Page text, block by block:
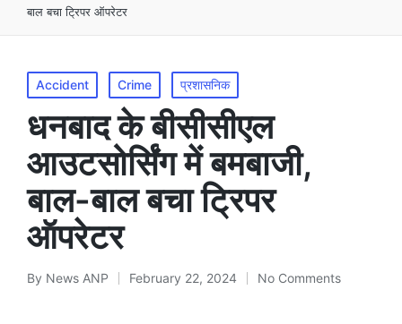
बाल बचा ट्रिपर ऑपरेटर
Posted
in
Accident Crime प्रशासनिक
धनबाद के बीसीसीएल
आउटसोर्सिंग में बमबाजी,
बाल-बाल बचा ट्रिपर
ऑपरेटर
Posted
By News ANP February 22, 2024 No Comments